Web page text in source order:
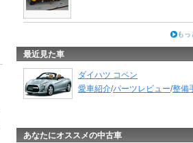
もっ
最近見た車
ダイハツ コペン
愛車紹介/パーツレビュー/整備
あなたにオススメの中古車